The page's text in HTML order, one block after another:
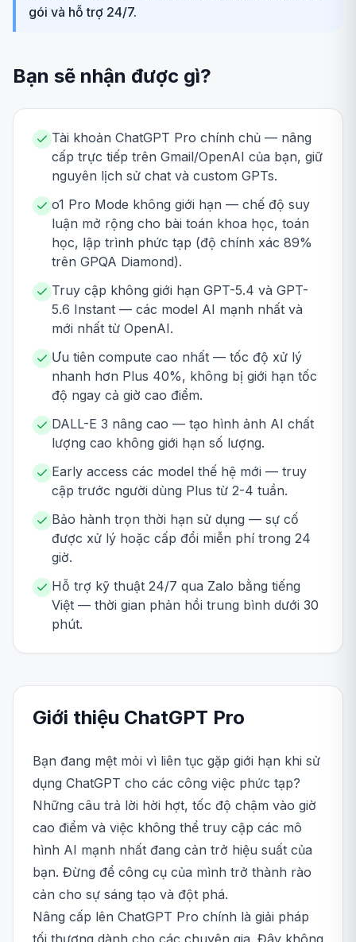
gói và hỗ trợ 24/7.
Bạn sẽ nhận được gì?
Tài khoản ChatGPT Pro chính chủ — nâng
cấp trực tiếp trên Gmail/OpenAI của bạn, giữ
nguyên lịch sử chat và custom GPTs.
o1 Pro Mode không giới hạn — chế độ suy
luận mở rộng cho bài toán khoa học, toán
học, lập trình phức tạp (độ chính xác 89%
trên GPQA Diamond).
Truy cập không giới hạn GPT-5.4 và GPT-
5.6 Instant — các model AI mạnh nhất và
mới nhất từ OpenAI.
Ưu tiên compute cao nhất — tốc độ xử lý
nhanh hơn Plus 40%, không bị giới hạn tốc
độ ngay cả giờ cao điểm.
DALL-E 3 nâng cao — tạo hình ảnh AI chất
lượng cao không giới hạn số lượng.
Early access các model thế hệ mới — truy
cập trước người dùng Plus từ 2-4 tuần.
Bảo hành trọn thời hạn sử dụng — sự cố
được xử lý hoặc cấp đổi miễn phí trong 24
giờ.
Hỗ trợ kỹ thuật 24/7 qua Zalo bằng tiếng
Việt — thời gian phản hồi trung bình dưới 30
phút.
Giới thiệu ChatGPT Pro
Bạn đang mệt mỏi vì liên tục gặp giới hạn khi sử
dụng ChatGPT cho các công việc phức tạp?
Những câu trả lời hời hợt, tốc độ chậm vào giờ
cao điểm và việc không thể truy cập các mô
hình AI mạnh nhất đang cản trở hiệu suất của
bạn. Đừng để công cụ của mình trở thành rào
cản cho sự sáng tạo và đột phá.
Nâng cấp lên ChatGPT Pro chính là giải pháp
tối thượng dành cho các chuyên gia. Đây không